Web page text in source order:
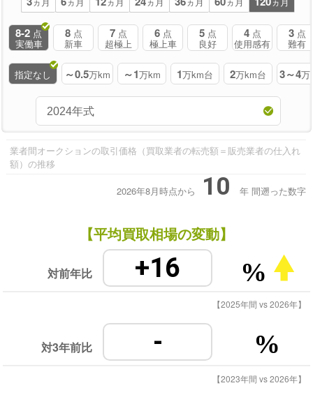
8-2 点
実働車
8 点
新車
7 点
超極上
6 点
極上車
5 点
良好
4 点
使用感有
3 点
難有
指定なし ～0.5万km ～1万km 1万km台 2万km台 3～4万
業者間オークションの取引価格（買取業者の転売額＝販売業者の仕入れ
額）の推移
2026年8月時点から 10 年 間遡った数字
【平均買取相場の変動】
対前年比 +16 %
【2025年間 vs 2026年】
対3年前比 - %
【2023年間 vs 2026年】